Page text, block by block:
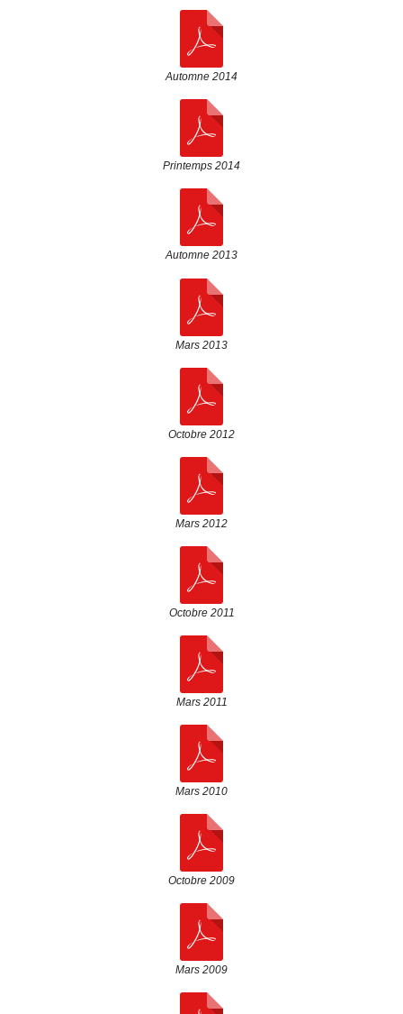
Automne 2014
Printemps 2014
Automne 2013
Mars 2013
Octobre 2012
Mars 2012
Octobre 2011
Mars 2011
Mars 2010
Octobre 2009
Mars 2009